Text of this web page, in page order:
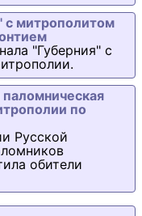
с митрополитом
"Губерния" с
по
Русской
обители